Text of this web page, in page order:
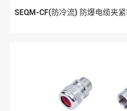
SEQM-CF(防冷流) 防爆电缆夹